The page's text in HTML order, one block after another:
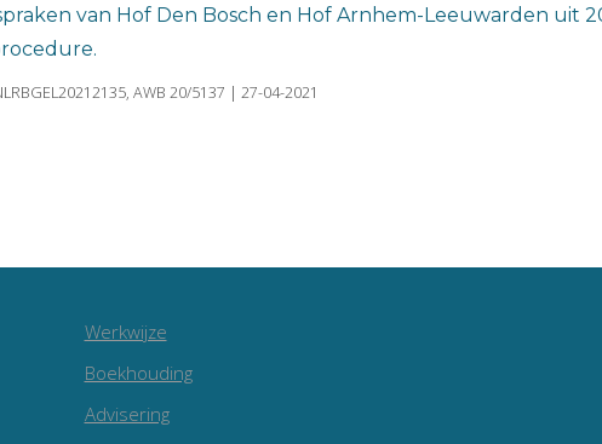
van Hof Den Bosch en Hof Arnhem-Leeuwarden uit
AWB 20/5137 | 27-04-2021
Werkwijze
Boekhouding
Advisering